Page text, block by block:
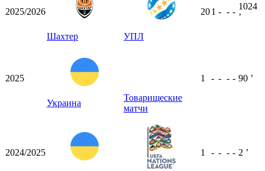
2025/2026
Шахтер УПЛ
201 - - -
1024
ʼ
2025
Украина
Товарищеские
матчи
1 - - - - 90 ʼ
2024/2025 1 - - - - 2 ʼ